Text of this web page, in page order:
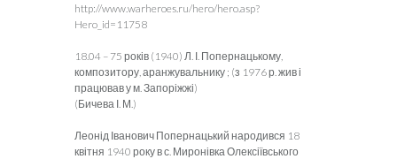
http://www.warheroes.ru/hero/hero.asp?
Hero_id=11758
18.04 – 75 років (1940) Л. І. Попернацькому,
композитору, аранжувальнику ; (з 1976 р. жив і
працював у м. Запоріжжі)
(Бичева І. М.)
Леонід Іванович Попернацький народився 18
квітня 1940 року в с. Миронівка Олексіївського